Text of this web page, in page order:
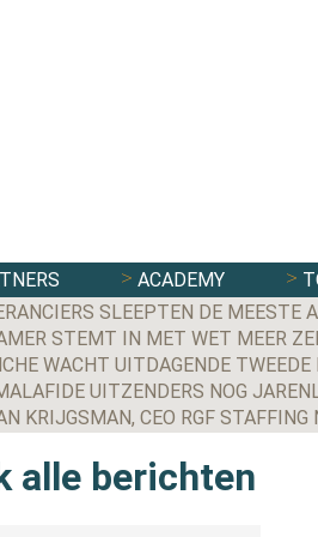
ACADEMY
SLEEPTEN DE MEESTE
STEMT IN MET WET MEER
WACHT UITDAGENDE
UITZENDERS NOG
alle berichten